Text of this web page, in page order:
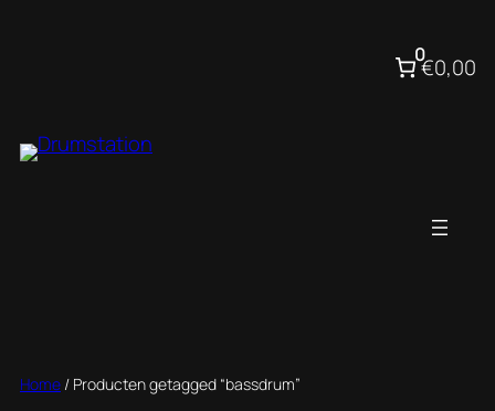
0€0,00
Home / Producten getagged “bassdrum”